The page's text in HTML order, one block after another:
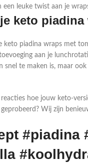
een leuke twist aan je
keto piadina
keto piadina wraps met
aan je
snel te maken is, maar ook
hoe jouw keto-
Wij zijn
#piadina